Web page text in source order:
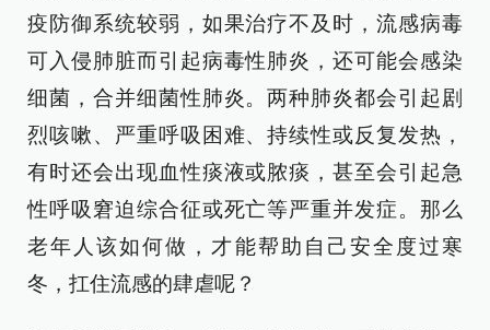
疫防御系统较弱，如果治疗不及时，流感病毒
可入侵肺脏而引起病毒性肺炎，还可能会感染
细菌，合并细菌性肺炎。两种肺炎都会引起剧
烈咳嗽、严重呼吸困难、持续性或反复发热，
有时还会出现血性痰液或脓痰，甚至会引起急
性呼吸窘迫综合征或死亡等严重并发症。那么
老年人该如何做，才能帮助自己安全度过寒
冬，扛住流感的肆虐呢？